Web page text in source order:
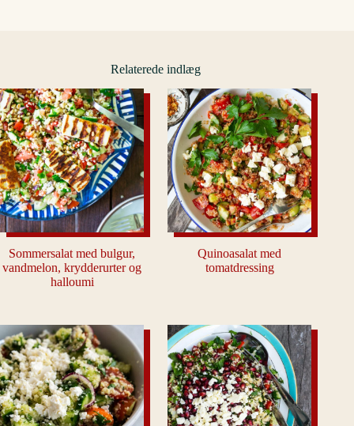
Relaterede indlæg
Sommersalat med bulgur,
vandmelon, krydderurter og
halloumi
Quinoasalat med
tomatdressing